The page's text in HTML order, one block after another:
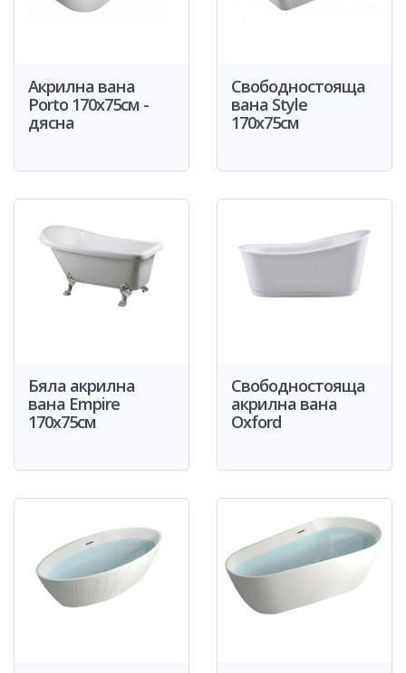
Акрилна вана
Porto 170x75см -
дясна
Свободностояща
вана Style
170x75см
Бяла акрилна
вана Empire
170x75см
Свободностояща
акрилна вана
Oxford